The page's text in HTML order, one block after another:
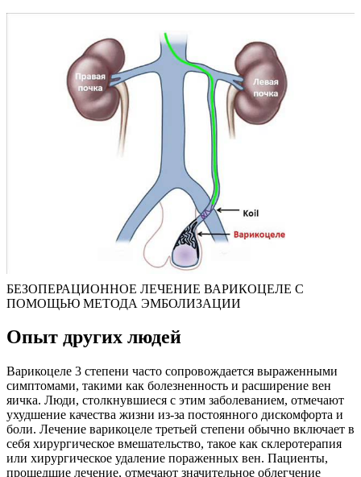
БЕЗОПЕРАЦИОННОЕ ЛЕЧЕНИЕ ВАРИКОЦЕЛЕ С
ПОМОЩЬЮ МЕТОДА ЭМБОЛИЗАЦИИ
Опыт других людей
Варикоцеле 3 степени часто сопровождается выраженными
симптомами, такими как болезненность и расширение вен
яичка. Люди, столкнувшиеся с этим заболеванием, отмечают
ухудшение качества жизни из-за постоянного дискомфорта и
боли. Лечение варикоцеле третьей степени обычно включает в
себя хирургическое вмешательство, такое как склеротерапия
или хирургическое удаление пораженных вен. Пациенты,
прошедшие лечение, отмечают значительное облегчение